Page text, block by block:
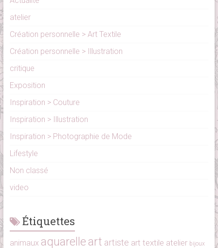
atelier
Création personnelle > Art Textile
Création personnelle > Illustration
critique
Exposition
Inspiration > Couture
Inspiration > Illustration
Inspiration > Photographie de Mode
Lifestyle
Non classé
video
Étiquettes
animaux aquarelle art artiste art textile atelier bijoux